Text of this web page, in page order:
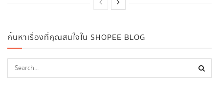
ค้นหาเรื่องที่คุณสนใจใน SHOPEE BLOG